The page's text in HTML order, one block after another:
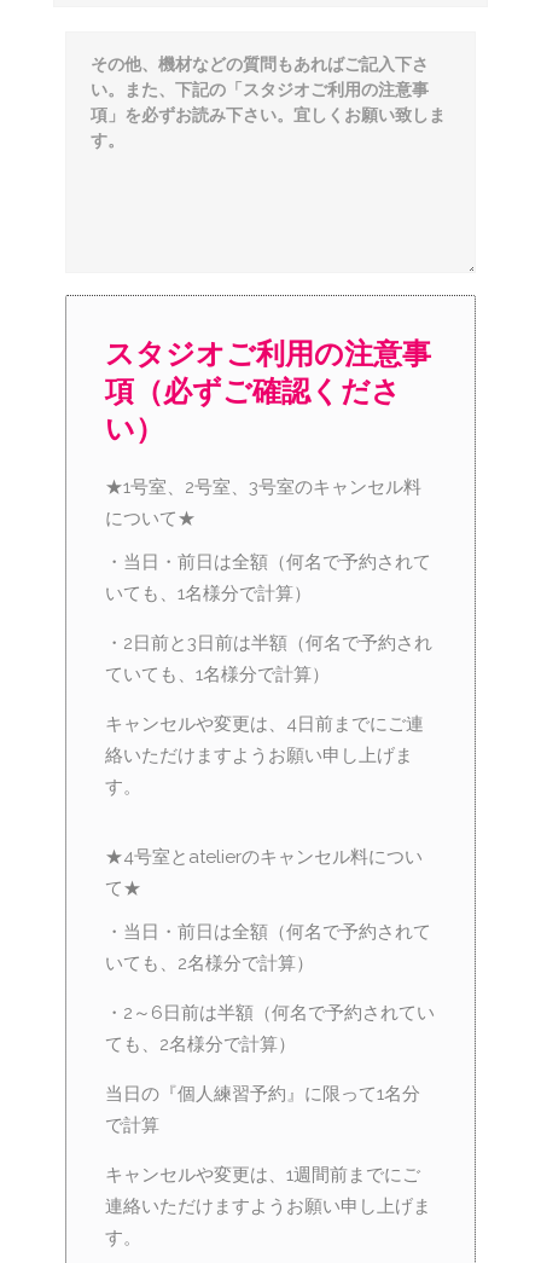
スタジオご利用の注意事
項（必ずご確認くださ
い）
★1号室、2号室、3号室のキャンセル料
について★
・当日・前日は全額（何名で予約されて
いても、1名様分で計算）
・2日前と3日前は半額（何名で予約され
ていても、1名様分で計算）
キャンセルや変更は、4日前までにご連
絡いただけますようお願い申し上げま
す。
★4号室とatelierのキャンセル料につい
て★
・当日・前日は全額（何名で予約されて
いても、2名様分で計算）
・2～6日前は半額（何名で予約されてい
ても、2名様分で計算）
当日の『個人練習予約』に限って1名分
で計算
キャンセルや変更は、1週間前までにご
連絡いただけますようお願い申し上げま
す。